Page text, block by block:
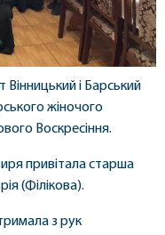
Вінницький і Барський
жіночого
Воскресіння.
привітала старша
(Філікова).
з рук